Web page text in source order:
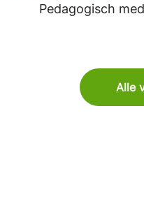
Pedagogisch
Alle